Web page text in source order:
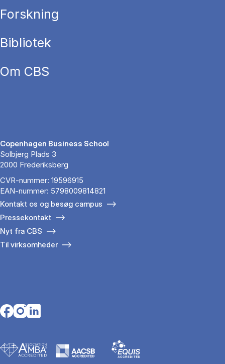
Forskning
Bibliotek
Om CBS
Copenhagen Business School
Solbjerg Plads 3
2000 Frederiksberg
CVR-nummer: 19596915
EAN-nummer: 5798009814821
Kontakt os og besøg campus
Pressekontakt
Nyt fra CBS
Til virksomheder
Opens in a new tab
Opens in a new tab
Opens in a new tab